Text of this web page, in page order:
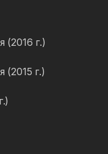
(2016 г.)
(2015 г.)